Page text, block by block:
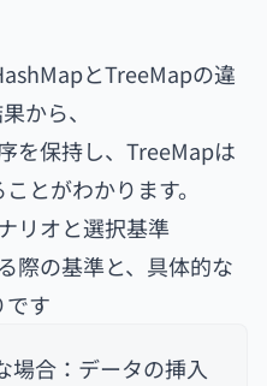
とTreeMapの違
から、
を保持し、TreeMapは
とがわかります。
リオと選択基準
際の基準と、具体的な
です
場合：データの挿入